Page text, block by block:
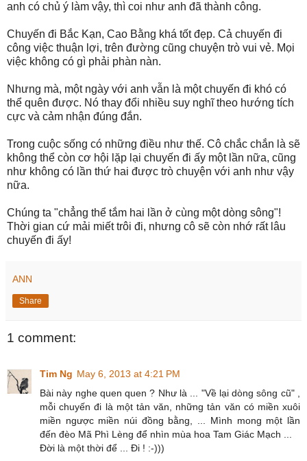
anh có chủ ý làm vậy, thì coi như anh đã thành công.
Chuyến đi Bắc Kạn, Cao Bằng khá tốt đẹp. Cả chuyến đi
công việc thuận lợi, trên đường cũng chuyện trò vui vẻ. Mọi
việc không có gì phải phàn nàn.
Nhưng mà, một ngày với anh vẫn là một chuyến đi khó có
thể quên được. Nó thay đổi nhiều suy nghĩ theo hướng tích
cực và cảm nhận đúng đắn.
Trong cuộc sống có những điều như thế. Cô chắc chắn là sẽ
không thể còn cơ hội lặp lại chuyến đi ấy một lần nữa, cũng
như không có lần thứ hai được trò chuyện với anh như vậy
nữa.
Chúng ta "chẳng thể tắm hai lần ở cùng một dòng sông"!
Thời gian cứ mải miết trôi đi, nhưng cô sẽ còn nhớ rất lâu
chuyến đi ấy!
ANN
Share
1 comment:
Tim Ng May 6, 2013 at 4:21 PM
Bài này nghe quen quen ? Như là ... "Về lại dòng sông cũ" ,
mỗi chuyến đi là một tản văn, những tản văn có miền xuôi
miền ngược miền núi đồng bằng, ... Mình mong một lần
đến đèo Mã Phì Lèng để nhìn mùa hoa Tam Giác Mạch ...
Đời là một thời để ... Đi ! :-)))